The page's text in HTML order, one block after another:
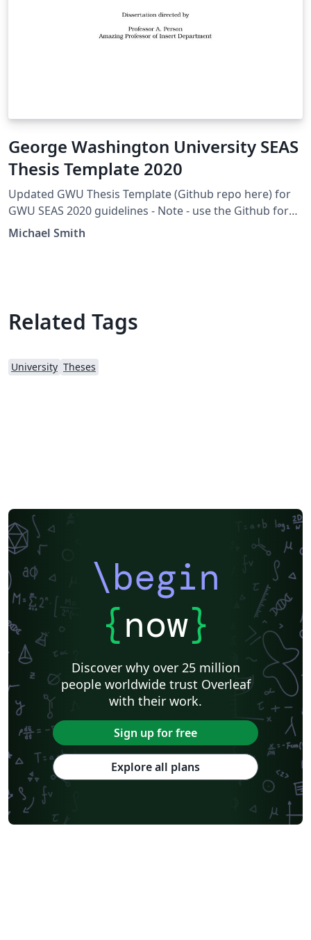
George Washington University SEAS
Thesis Template 2020
Updated GWU Thesis Template (Github repo here) for
GWU SEAS 2020 guidelines - Note - use the Github for
now if you're having formatting problems!
Michael Smith
Related Tags
University Theses
\begin
{now}
Discover why over 25 million
people worldwide trust Overleaf
with their work.
Sign up for free
Explore all plans